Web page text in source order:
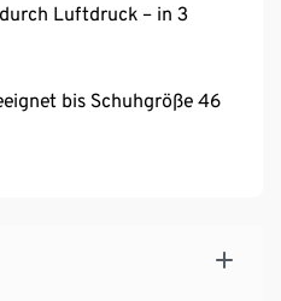
Luftdruck – in 3
bis Schuhgröße 46
Futter